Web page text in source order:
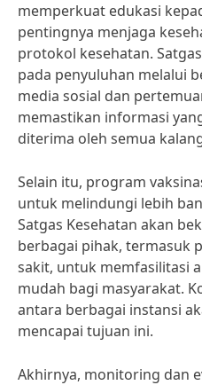
memperkuat edukasi
pentingnya menjaga
protokol kesehatan.
pada penyuluhan melalui
media sosial dan
memastikan informasi
diterima oleh semua
Selain itu, program
untuk melindungi lebih
Satgas Kesehatan akan
berbagai pihak, termasuk
sakit, untuk memfasilitasi
mudah bagi masyarakat.
antara berbagai instansi
mencapai tujuan ini.
Akhirnya, monitoring dan